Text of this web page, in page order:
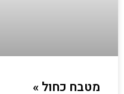
מטבח כחול »